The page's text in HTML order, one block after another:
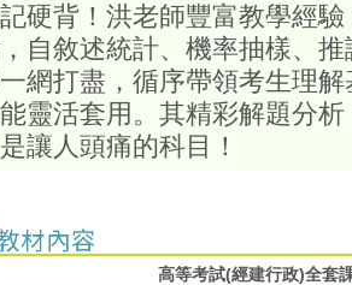
硬背！洪老師豐富教學經
自敘述統計、機率抽樣、
網打盡，循序帶領考生理
靈活套用。其精彩解題分
讓人頭痛的科目！
高等考試(經建行政)全套